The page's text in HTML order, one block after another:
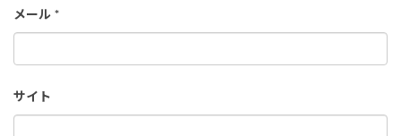
メール *
サイト